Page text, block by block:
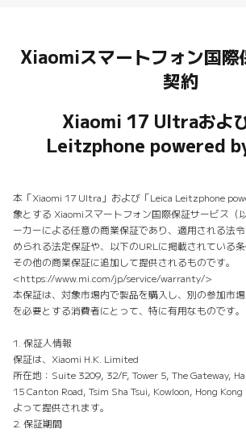
Xiaomiスマートフォン国際
契約
Xiaomi 17 Ultraおよ
Leitzphone powered
本「Xiaomi 17 Ultra」および「Leica Leitzphone
象とする Xiaomiスマートフォン国際保証サービス（
ーカーによる任意の商業保証であり、適用される法
められる法定保証や、以下のURLに掲載されている
その他の商業保証に追加して提供されるものです。
<https://www.mi.com/jp/service/warranty/>
本保証は、対象市場内で製品を購入し、別の参加市
を必要とする消費者にとって、特に有用なものです。
1. 保証人情報
保証は、Xiaomi H.K. Limited
所在地：Suite 3209, 32/F, Tower 5, The Gateway,
15 Canton Road, Tsim Sha Tsui, Kowloon, Hong
よって提供されます。
2. 保証期間